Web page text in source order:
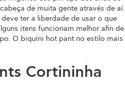
de muita gente através de aí.
ter a liberdade de usar o que
itens funcionam melhor afin de
O biquíni hot pant no estilo mais
Cortininha